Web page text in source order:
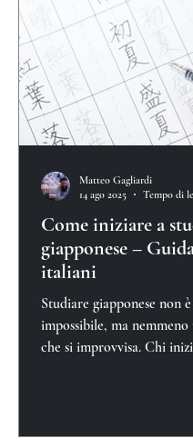
Come iniziare a
giapponese –
italiani
Studiare giapponese non
impossibile, ma nemmeno
che si improvvisa. Chi
Matteo Gagliardi
14 ago 2025
Tempo di